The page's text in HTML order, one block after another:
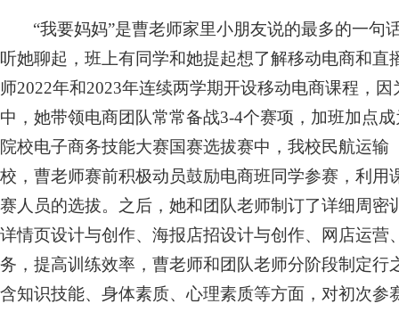
“我要妈妈”是曹老师家里小朋友说的最多的一
听她聊起，班上有同学和她提起想了解移动电商和
师2022年和2023年连续两学期开设移动电商课程，
中，她带领电商团队常常备战3-4个赛项，加班加点
院校电子商务技能大赛国赛选拔赛中，我校民航运
校，曹老师赛前积极动员鼓励电商班同学参赛，利
赛人员的选拔。之后，她和团队老师制订了详细周
详情页设计与创作、海报店招设计与创作、网店运
务，提高训练效率，曹老师和团队老师分阶段制定
含知识技能、身体素质、心理素质等方面，对初次